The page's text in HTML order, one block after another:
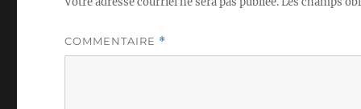
COMMENTAIRE *